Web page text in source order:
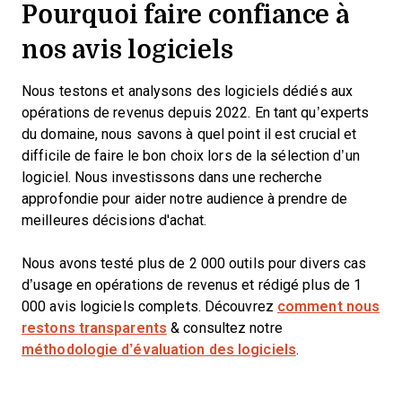
Pourquoi faire confiance à
nos avis logiciels
Nous testons et analysons des logiciels dédiés aux
opérations de revenus depuis 2022. En tant qu’experts
du domaine, nous savons à quel point il est crucial et
difficile de faire le bon choix lors de la sélection d’un
logiciel. Nous investissons dans une recherche
approfondie pour aider notre audience à prendre de
meilleures décisions d'achat.
Nous avons testé plus de 2 000 outils pour divers cas
d’usage en opérations de revenus et rédigé plus de 1
000 avis logiciels complets. Découvrez comment nous
restons transparents & consultez notre
méthodologie d’évaluation des logiciels.